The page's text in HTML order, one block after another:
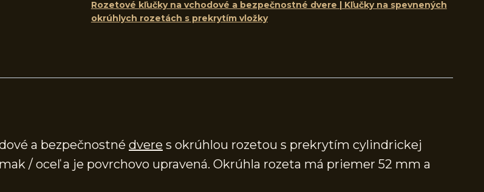
Rozetové kľučky na vchodové a bezpečnostné dvere | Kľučky na spevnených
okrúhlych rozetách s prekrytím vložky
a bezpečnostné dvere s okrúhlou rozetou s prekrytím cylindrickej
/ oceľ a je povrchovo upravená. Okrúhla rozeta má priemer 52 mm a